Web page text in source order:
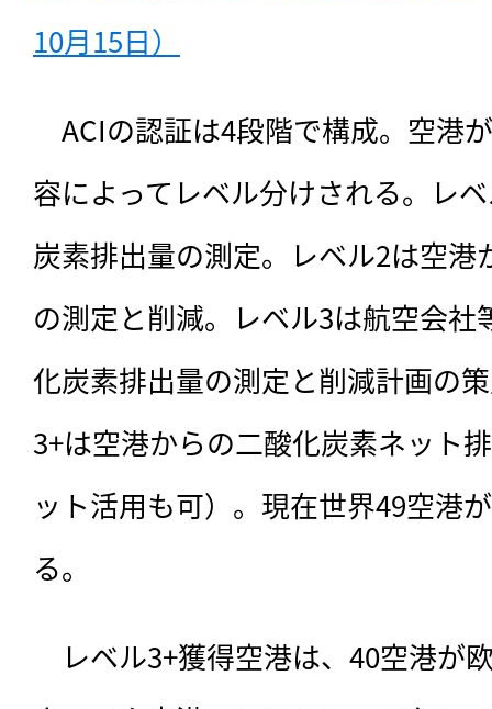
10月15日）
ACIの認証は4段階で構成。空港
容によってレベル分けされる。レ
炭素排出量の測定。レベル2は空
の測定と削減。レベル3は航空会
化炭素排出量の測定と削減計画の
3+は空港からの二酸化炭素ネット
ット活用も可）。現在世界49空港
る。
レベル3+獲得空港は、40空港が